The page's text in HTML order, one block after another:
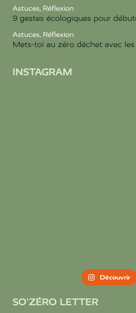
Astuces, Réflexion
9 gestes écologiques pour
Astuces, Réflexion
Mets-toi au zéro déchet avec les
INSTAGRAM
Découvrir
SO'ZÉRO LETTER